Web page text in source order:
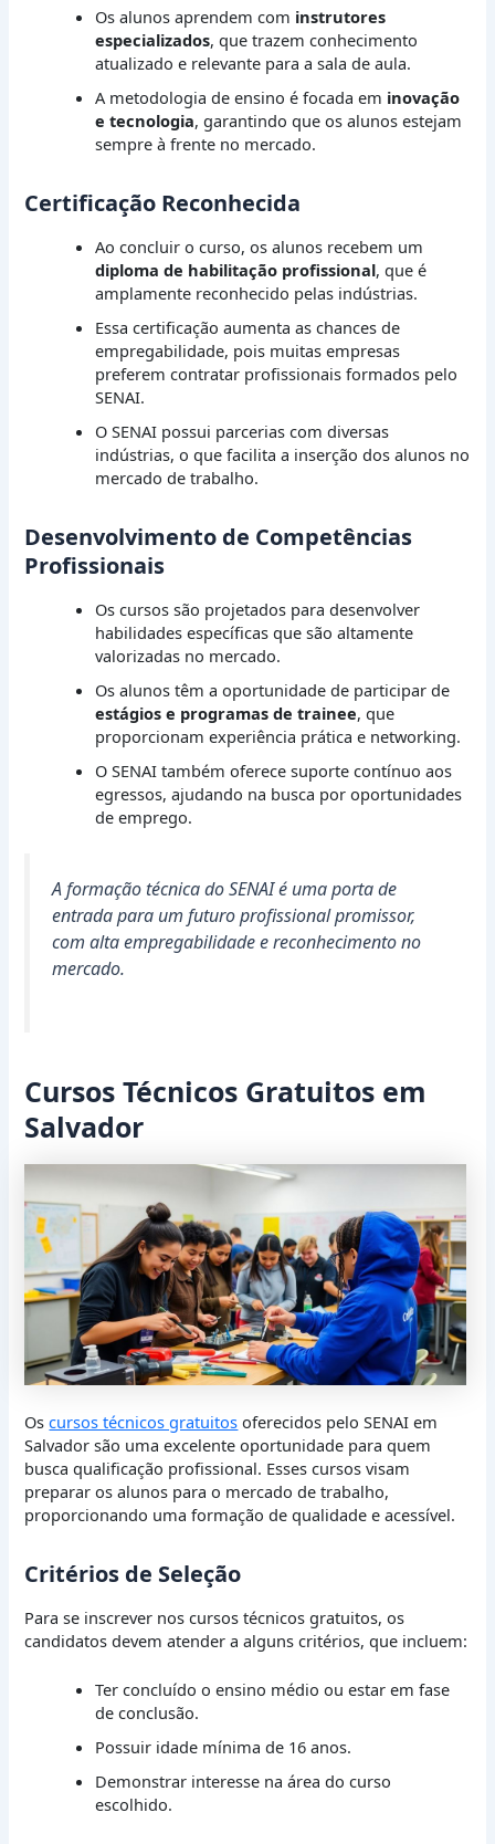
Os alunos aprendem com instrutores
especializados, que trazem conhecimento
atualizado e relevante para a sala de aula.
A metodologia de ensino é focada em inovação
e tecnologia, garantindo que os alunos estejam
sempre à frente no mercado.
Certificação Reconhecida
Ao concluir o curso, os alunos recebem um
diploma de habilitação profissional, que é
amplamente reconhecido pelas indústrias.
Essa certificação aumenta as chances de
empregabilidade, pois muitas empresas
preferem contratar profissionais formados pelo
SENAI.
O SENAI possui parcerias com diversas
indústrias, o que facilita a inserção dos alunos no
mercado de trabalho.
Desenvolvimento de Competências
Profissionais
Os cursos são projetados para desenvolver
habilidades específicas que são altamente
valorizadas no mercado.
Os alunos têm a oportunidade de participar de
estágios e programas de trainee, que
proporcionam experiência prática e networking.
O SENAI também oferece suporte contínuo aos
egressos, ajudando na busca por oportunidades
de emprego.
A formação técnica do SENAI é uma porta de
entrada para um futuro profissional promissor,
com alta empregabilidade e reconhecimento no
mercado.
Cursos Técnicos Gratuitos em
Salvador
Oscursos técnicos gratuitos oferecidos pelo SENAI em
Salvador são uma excelente oportunidade para quem
busca qualificação profissional. Esses cursos visam
preparar os alunos para o mercado de trabalho,
proporcionando uma formação de qualidade e acessível.
Critérios de Seleção
Para se inscrever nos cursos técnicos gratuitos, os
candidatos devem atender a alguns critérios, que incluem:
Ter concluído o ensino médio ou estar em fase
de conclusão.
Possuir idade mínima de 16 anos.
Demonstrar interesse na área do curso
escolhido.